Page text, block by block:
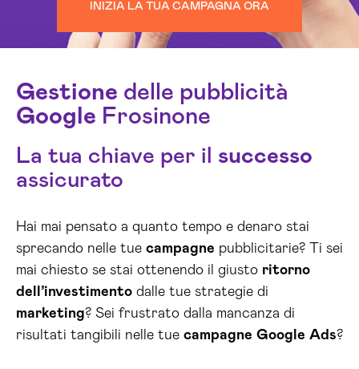
INIZIA LA TUA CAMPAGNA ORA
Gestione delle pubblicità
Google Frosinone
La tua chiave per il successo
assicurato
Hai mai pensato a quanto tempo e denaro stai
sprecando nelle tue campagne pubblicitarie? Ti sei
mai chiesto se stai ottenendo il giusto ritorno
dell’investimento dalle tue strategie di
marketing? Sei frustrato dalla mancanza di
risultati tangibili nelle tue campagne Google Ads?